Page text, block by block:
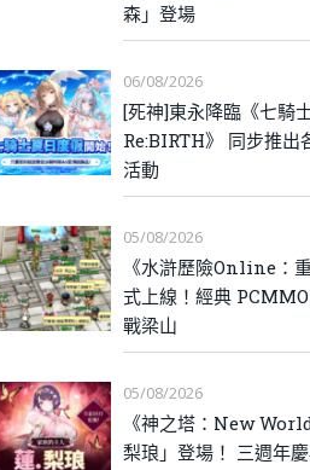
森」登場
06/08/2026
[死神]東永降臨《七騎
Re:BIRTH》 同步推出
活動
05/08/2026
《水滸歷險Online：
式上線！經典
戰梁山
05/08/2026
《神之塔：New
梨琅」登場！ 三週年